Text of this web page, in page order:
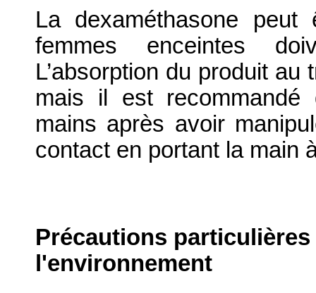
La dexaméthasone
femmes enceintes
L’absorption du produit
mais il est recommandé
mains après avoir
contact en portant la main
Précautions
l'environnement